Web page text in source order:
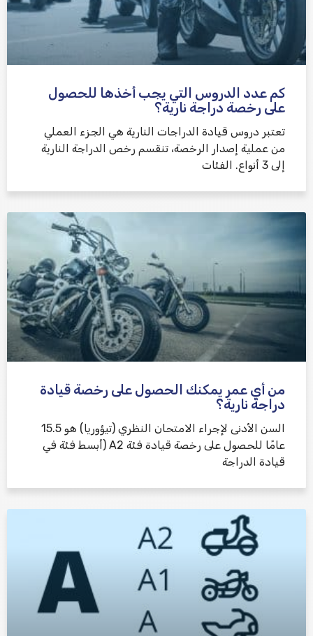
كم عدد الدروس التي يجب أخذها للحصول
على رخصة دراجة نارية؟
تعتبر دروس قيادة الدراجات النارية هي الجزء العملي
من عملية إصدار الرخصة، تنقسم رخص الدراجة النارية
إلى 3 أنواع. الفئات
من أي عمر يمكنك الحصول على رخصة قيادة
دراجة نارية؟
السن الأدنى لإجراء الامتحان النظري (تيؤوريا) هو 15.5
عامًا للحصول على رخصة قيادة فئة A2 (أبسط فئة في
قيادة الدراجة